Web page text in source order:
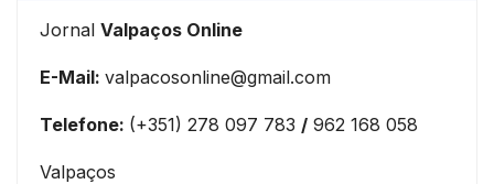
Jornal Valpaços Online
E-Mail: valpacosonline@gmail.com
Telefone: (+351) 278 097 783 / 962 168 058
Valpaços